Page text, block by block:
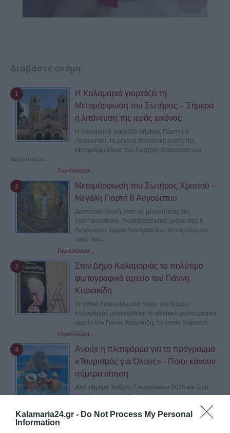
Kalamaria24.gr - Do Not Process My Personal
Information
Διαβάστε ακόμη:
Η Καλαμαριά γιορτάζει τη
Μεταμόρφωση του Σωτήρος – Σήμερα
η λιτάνευση της ιεράς εικόνας
Η Καλαμαριά γιορτάζει σήμερα, Πέμπτη 6
Αυγούστου, τη μεγάλη δεσποτική εορτή της
Μεταμορφώσεως του Σωτήρος.Επίκεντρο των
λατρευτικών...
Περισσότερα...
Μεταμόρφωση του Σωτήρος Χριστού –
Μεγάλη Γιορτή 6 Αυγούστου
Δεσποτική εορτή, από τις μεγαλύτερες της
Χριστιανοσύνης. Γιορτάζεται κάθε χρόνο στις 6
Αυγούστου, ημέρα των εγκαινίων του ομώνυμου
ναού που...
Περισσότερα...
Στον Δήμο Καλαμαριάς το πολύτιμο
φωτογραφικό αρχείο του Γιάννη
Κυριακίδη
Σε ειδικά διαμορφωμένο χώρο του Δήμου
Καλαμαριάς μεταφέρθηκε το ιστορικό φωτογραφικό
αρχείο του Γιάννη Κυριακίδη, το οποίο δώρισε η...
Περισσότερα...
Άνοιξε η πλατφόρμα για το πρόγραμμα
«Τουρισμός για Όλους» - Ποιοι κάνουν
σήμερα αίτηση
Από σήμερα Τετάρτη 5 Αυγούστου 2026 και ώρα
12:00 το μεσημέρι, ξεκίνησαν οι αιτήσεις συμμετοχής
στο νέο πρόγραμμα Πρόγραμμα «Τουρισμός για...
Περισσότερα...